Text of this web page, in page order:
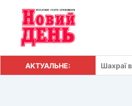
Перейти
вмісту
АКТУАЛЬНЕ: Шахраї